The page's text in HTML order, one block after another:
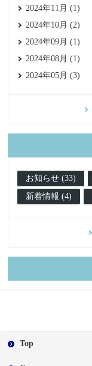
2024年11月 (1)
2024年10月 (2)
2024年09月 (1)
2024年08月 (1)
2024年05月 (3)
お知らせ (33)
新着情報 (4)
Top